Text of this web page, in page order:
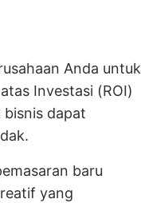
Anda untuk
Investasi (ROI)
bisnis dapat
baru
yang